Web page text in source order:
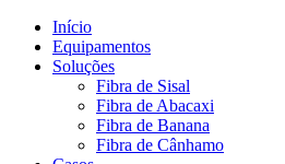
Início
Equipamentos
Soluções
Fibra de Sisal
Fibra de Abacaxi
Fibra de Banana
Fibra de Cânhamo